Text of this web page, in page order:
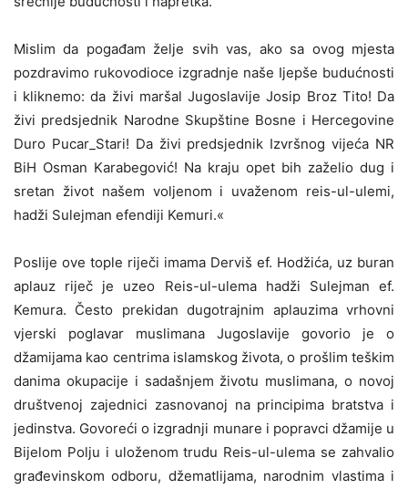
Mislim da pogađam želje svih vas, ako sa ovog mjesta
pozdravimo rukovodioce izgradnje naše Ijepše budućnosti
i kliknemo: da živi maršal Jugoslavije Josip Broz Tito! Da
živi predsjednik Narodne Skupštine Bosne i Hercegovine
Duro Pucar_Stari! Da živi predsjednik Izvršnog vijeća NR
BiH Osman Karabegović! Na kraju opet bih zaželio dug i
sretan život našem voljenom i uvaženom reis-ul-ulemi,
hadži Sulejman efendiji Kemuri.«
Poslije ove tople riječi imama Derviš ef. Hodžića, uz buran
aplauz riječ je uzeo Reis-ul-ulema hadži Sulejman ef.
Kemura. Često prekidan dugotrajnim aplauzima vrhovni
vjerski poglavar muslimana Jugoslavije govorio je o
džamijama kao centrima islamskog života, o prošlim teškim
danima okupacije i sadašnjem životu muslimana, o novoj
društvenoj zajednici zasnovanoj na principima bratstva i
jedinstva. Govoreći o izgradnji munare i popravci džamije u
Bijelom Polju i uloženom trudu Reis-ul-ulema se zahvalio
građevinskom odboru, džematlijama, narodnim vlastima i